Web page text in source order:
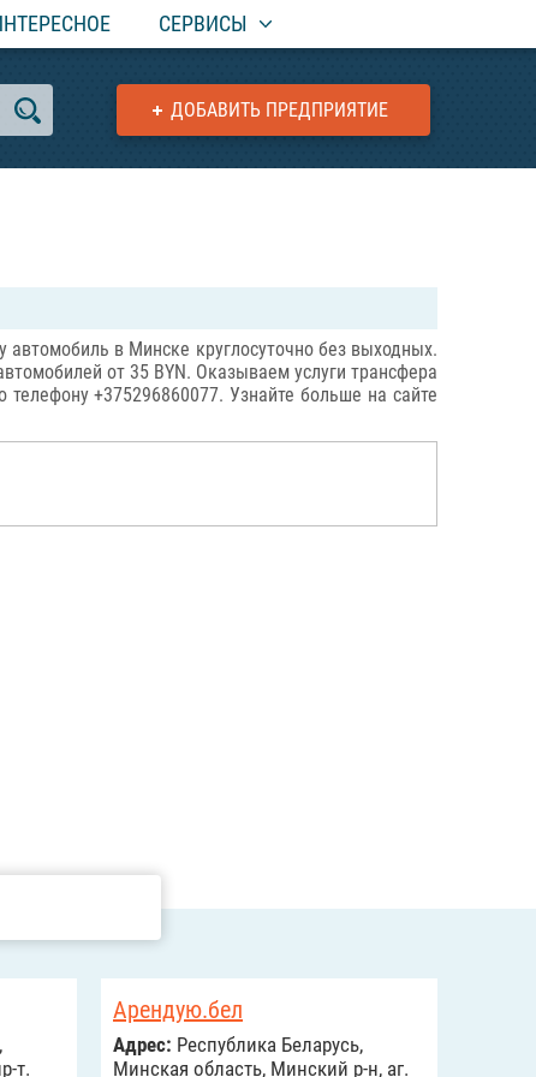
СЕРВИСЫ
ДОБАВИТЬ ПРЕДПРИЯТИЕ
в Минске круглосуточно без выходных.
от 35 BYN. Оказываем услуги трансфера
+375296860077. Узнайте больше на сайте
т.
Арендую.бел
Адрес: Республика Беларусь,
Минская область, Минский р-н, аг.